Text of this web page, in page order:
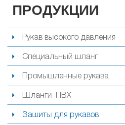
ПРОДУКЦИИ
Рукав высокого давления
Специальный шланг
Промышленные рукава
Шланги ПВХ
Зашиты для рукавов